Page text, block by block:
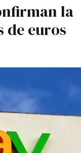
la
de euros